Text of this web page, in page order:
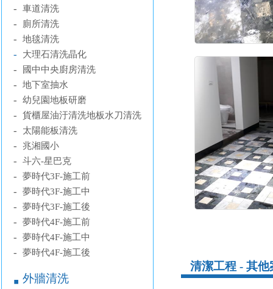
- 車道清洗
- 廁所清洗
- 地毯清洗
- 大理石清洗晶化
- 國中中央廚房清洗
- 地下室抽水
- 幼兒園地板研磨
- 貨櫃屋油汙清洗地板水刀清洗
- 太陽能板清洗
- 兆湘國小
- 斗六-星巴克
- 夢時代3F-施工前
- 夢時代3F-施工中
- 夢時代3F-施工後
- 夢時代4F-施工前
- 夢時代4F-施工中
- 夢時代4F-施工後
￭ 外牆清洗
清潔工程 - 其他